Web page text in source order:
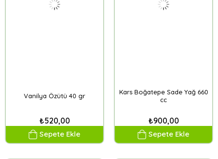
Vanilya Özütü 40 gr
₺520,00
Sepete Ekle
Kars Boğatepe Sade Yağ 660
cc
₺900,00
Sepete Ekle